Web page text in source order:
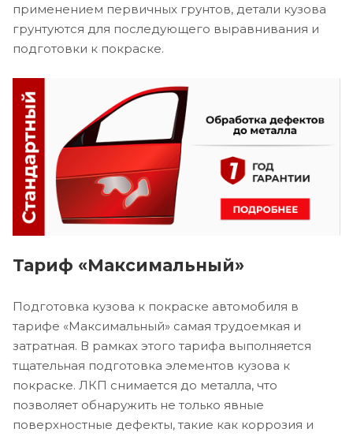
применением первичных грунтов, детали кузова
грунтуются для последующего выравнивания и
подготовки к покраске.
Тариф «Максимальный»
Подготовка кузова к покраске автомобиля в
тарифе «Максимальный» самая трудоемкая и
затратная. В рамках этого тарифа выполняется
тщательная подготовка элементов кузова к
покраске. ЛКП снимается до металла, что
позволяет обнаружить не только явные
поверхностные дефекты, такие как коррозия и